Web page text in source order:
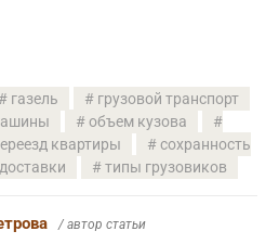
газель
грузовой транспорт
объем кузова
квартиры
сохранность
типы грузовиков
/ автор статьи